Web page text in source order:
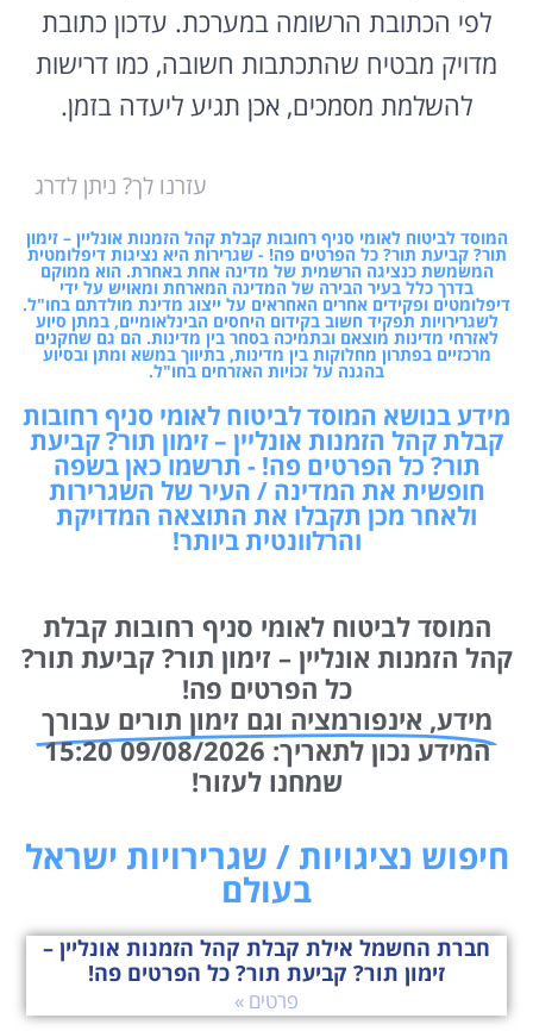
לפי הכתובת הרשומה במערכת. עדכון כתובת
מדויק מבטיח שהתכתבות חשובה, כמו דרישות
להשלמת מסמכים, אכן תגיע ליעדה בזמן.
עזרנו לך? ניתן לדרג
המוסד לביטוח לאומי סניף רחובות קבלת קהל הזמנות אונליין – זימון
תור? קביעת תור? כל הפרטים פה! - שגרירות היא נציגות דיפלומטית
המשמשת כנציגה הרשמית של מדינה אחת באחרת. הוא ממוקם
בדרך כלל בעיר הבירה של המדינה המארחת ומאויש על ידי
דיפלומטים ופקידים אחרים האחראים על ייצוג מדינת מולדתם בחו"ל.
לשגרירויות תפקיד חשוב בקידום היחסים הבינלאומיים, במתן סיוע
לאזרחי מדינות מוצאם ובתמיכה בסחר בין מדינות. הם גם שחקנים
מרכזיים בפתרון מחלוקות בין מדינות, בתיווך במשא ומתן ובסיוע
בהגנה על זכויות האזרחים בחו"ל.
מידע בנושא המוסד לביטוח לאומי סניף רחובות
קבלת קהל הזמנות אונליין – זימון תור? קביעת
תור? כל הפרטים פה! - תרשמו כאן בשפה
חופשית את המדינה / העיר של השגרירות
ולאחר מכן תקבלו את התוצאה המדויקת
והרלוונטית ביותר!
המוסד לביטוח לאומי סניף רחובות קבלת
קהל הזמנות אונליין – זימון תור? קביעת תור?
כל הפרטים פה!
מידע, אינפורמציה וגם זימון תורים עבורך
המידע נכון לתאריך: 09/08/2026 15:20
שמחנו לעזור!
חיפוש נציגויות / שגרירויות ישראל
בעולם
חברת החשמל אילת קבלת קהל הזמנות אונליין –
זימון תור? קביעת תור? כל הפרטים פה!
פרטים »